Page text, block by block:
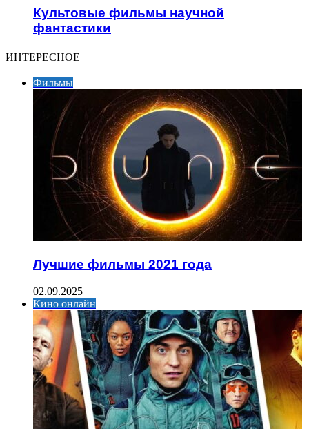
Культовые фильмы научной
фантастики
ИНТЕРЕСНОЕ
Фильмы
Лучшие фильмы 2021 года
02.09.2025
Кино онлайн